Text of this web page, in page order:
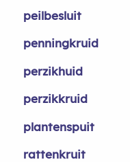
peilbesluit
penningkruid
perzikhuid
perzikkruid
plantenspuit
rattenkruit